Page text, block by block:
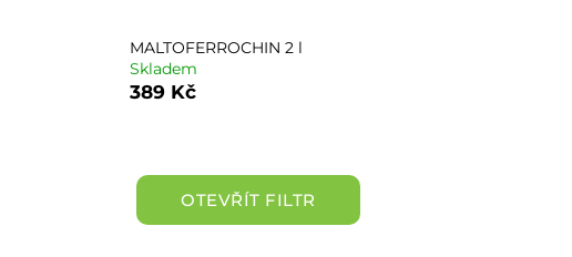
MALTOFERROCHIN 2 l
Skladem
389 Kč
OTEVŘÍT FILTR